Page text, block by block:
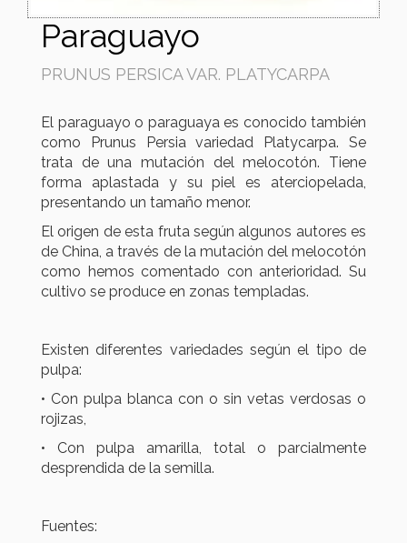
Paraguayo
PRUNUS PERSICA VAR. PLATYCARPA
El paraguayo o paraguaya es conocido también
como Prunus Persia variedad Platycarpa. Se
trata de una mutación del melocotón. Tiene
forma aplastada y su piel es aterciopelada,
presentando un tamaño menor.
El origen de esta fruta según algunos autores es
de China, a través de la mutación del melocotón
como hemos comentado con anterioridad. Su
cultivo se produce en zonas templadas.
Existen diferentes variedades según el tipo de
pulpa:
• Con pulpa blanca con o sin vetas verdosas o
rojizas,
• Con pulpa amarilla, total o parcialmente
desprendida de la semilla.
Fuentes: